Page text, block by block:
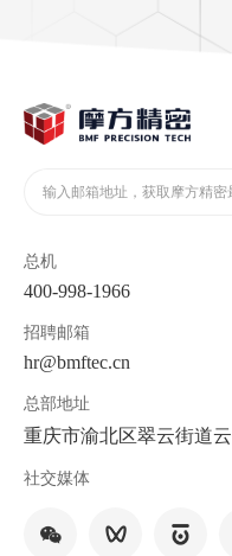
总机
400-998-1966
招聘邮箱
hr@bmftec.cn
总部地址
重庆市渝北区翠云街道
社交媒体